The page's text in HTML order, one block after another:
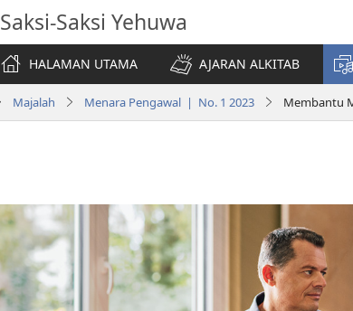
Saksi-Saksi Yehuwa
HALAMAN UTAMA
AJARAN ALKITAB
Majalah Menara Pengawal | No. 1 2023 Membantu